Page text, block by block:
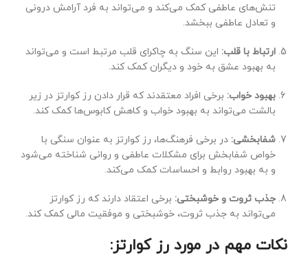
تنش‌های عاطفی کمک می‌کند و می‌تواند به فرد آرامش درونی
و تعادل عاطفی ببخشد.
ارتباط با قلب: این سنگ به چاکرای قلب مرتبط است و می‌تواند
به بهبود عشق به خود و دیگران کمک کند.
بهبود خواب: برخی افراد معتقدند که قرار دادن رز کوارتز در زیر
بالشت می‌تواند به بهبود خواب و کاهش کابوس‌ها کمک کند.
شفابخشی: در برخی فرهنگ‌ها، رز کوارتز به عنوان سنگی با
خواص شفابخش برای مشکلات عاطفی و روانی شناخته می‌شود
و به بهبود روابط و احساسات کمک می‌کند.
جذب ثروت و خوشبختی: برخی اعتقاد دارند که رز کوارتز
می‌تواند به جذب ثروت، خوشبختی و موفقیت مالی کمک کند.
نکات مهم در مورد رز کوارتز: